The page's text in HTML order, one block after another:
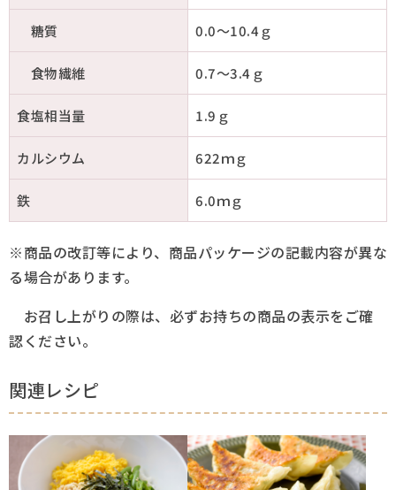
糖質 0.0～10.4ｇ
食物繊維 0.7～3.4ｇ
食塩相当量 1.9ｇ
カルシウム 622ｍｇ
鉄 6.0ｍｇ
※商品の改訂等により、商品パッケージの記載内容が異な
る場合があります。
お召し上がりの際は、必ずお持ちの商品の表示をご確
認ください。
関連レシピ